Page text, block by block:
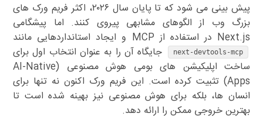
پیش بینی می شود که تا پایان سال ۲۰۲۶، اکثر فریم ورک های
بزرگ وب از الگوهای مشابهی پیروی کنند. اما پیشگامی
Next.js در استفاده از MCP و ایجاد استانداردهایی مانند
next-devtools-mcp
جایگاه آن را به عنوان انتخاب اول برای
ساخت اپلیکیشن های بومی هوش مصنوعی (AI-Native
Apps) تثبیت کرده است. این فریم ورک اکنون نه تنها برای
انسان ها، بلکه برای هوش مصنوعی نیز بهینه شده است تا
بهترین خروجی ممکن را ارائه دهد.